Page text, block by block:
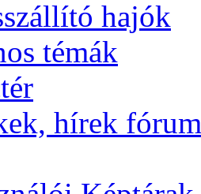
hajók
témák
hírek